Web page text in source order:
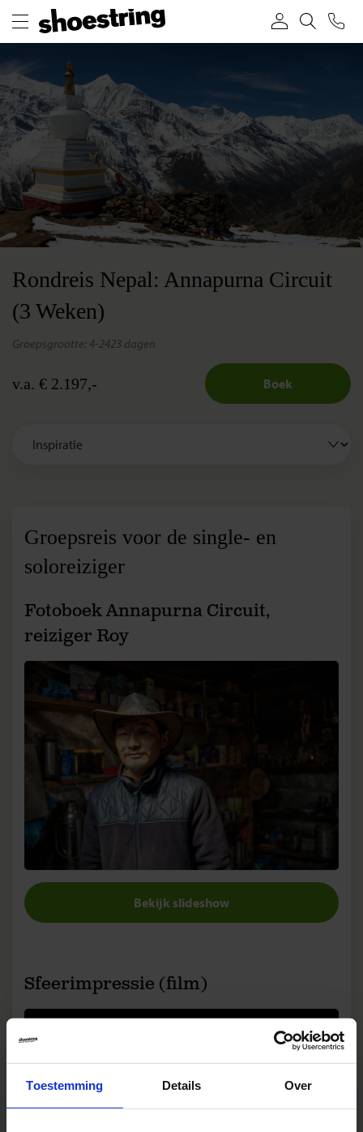
Toestemming Details Over
Rondreis Nepal: Annapurna Circuit
(3 Weken)
Boek
v.a. € 2.197,-
groepsgrootte: 4-24 23 dagen
Groepsreis voor de single- en
soloreiziger
Fotoboek Annapurna Circuit,
reiziger Roy
Bekijk slideshow
Sfeerimpressie (film)